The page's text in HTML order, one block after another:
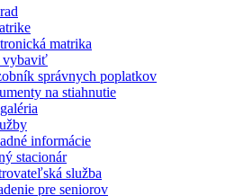
matrika
vybaviť
správnych poplatkov
na stiahnutie
informácie
stacionár
služba
pre seniorov